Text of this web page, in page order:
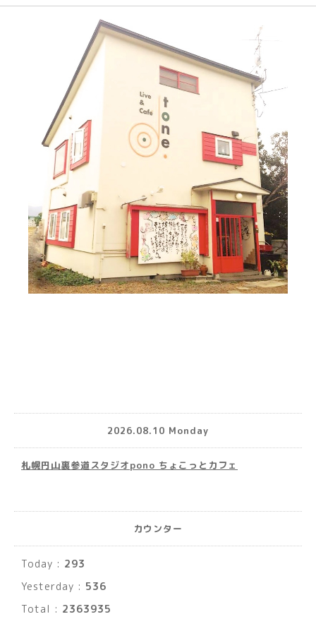
2026.08.10 Monday
札幌円山裏参道スタジオpono ちょこっとカフェ
カウンター
Today : 293
Yesterday : 536
Total : 2363935